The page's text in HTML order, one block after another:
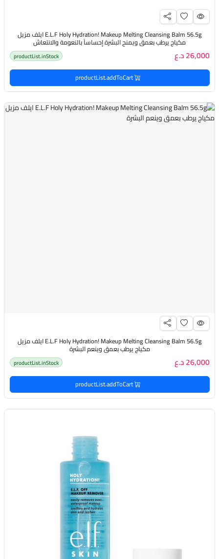
E.L.F Holy Hydration! Makeup Melting Cleansing Balm 56.5g ايلف مزيل
مكياج يرطب بعمق ويمنح البشرة إحساساً بالنعومة والانتعاش
26,000 د.ع productList.inStock
productList.addToCart
E.L.F Holy Hydration! Makeup Melting Cleansing Balm 56.5g ايلف مزيل
مكياج يرطب بعمق وينعم البشرة
26,000 د.ع productList.inStock
productList.addToCart